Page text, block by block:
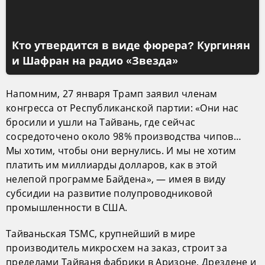
Кто утвердится в виде фюрера? Кургинян
и Шафран на радио «Звезда»
Напомним, 27 января Трамп заявил членам
конгресса от Республиканской партии: «Они нас
бросили и ушли на Тайвань, где сейчас
сосредоточено около 98% производства чипов…
Мы хотим, чтобы они вернулись. И мы не хотим
платить им миллиарды долларов, как в этой
нелепой программе Байдена», — имея в виду
субсидии на развитие полупроводниковой
промышленности в США.
Тайваньская TSMC, крупнейший в мире
производитель микросхем на заказ, строит за
пределами Тайваня фабрики в Аризоне, Дрездене и